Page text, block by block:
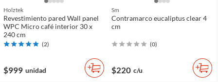
Holztek
Revestimiento pared Wall panel
WPC Micro café interior 30 x
240 cm
(2)
$999 unidad
Sm
Contramarco eucaliptus clear 4
cm
(0)
$220 c/u